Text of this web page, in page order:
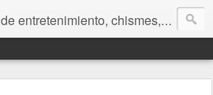
chismes, humor, farándula, curiosidades, ovnis, noticias calientes, fotos, videos, paranormal y ¡más!